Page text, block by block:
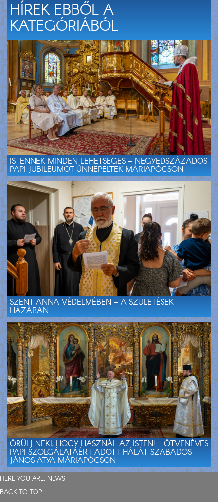
HÍREK EBBŐL A
KATEGÓRIÁBÓL
ISTENNEK MINDEN LEHETSÉGES – NEGYEDSZÁZADOS
PAPI JUBILEUMOT ÜNNEPELTEK MÁRIAPÓCSON
SZENT ANNA VÉDELMÉBEN – A SZÜLETÉSEK
HÁZÁBAN
ÖRÜLJ NEKI, HOGY HASZNÁL AZ ISTEN! – ÖTVENÉVES
PAPI SZOLGÁLATÁÉRT ADOTT HÁLÁT SZABADOS
JÁNOS ATYA MÁRIAPÓCSON
HERE YOU ARE: NEWS
BACK TO TOP